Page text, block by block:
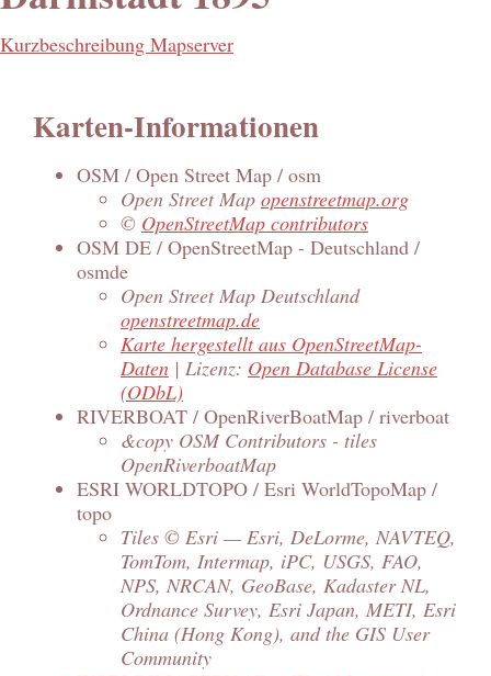
Kurzbeschreibung Mapserver
Karten-Informationen
OSM / Open Street Map / osm
Open Street Map openstreetmap.org
© OpenStreetMap contributors
OSM DE / OpenStreetMap - Deutschland /
osmde
Open Street Map Deutschland
openstreetmap.de
Karte hergestellt aus OpenStreetMap-
Daten | Lizenz: Open Database License
(ODbL)
RIVERBOAT / OpenRiverBoatMap / riverboat
&copy OSM Contributors - tiles
OpenRiverboatMap
ESRI WORLDTOPO / Esri WorldTopoMap /
topo
Tiles © Esri — Esri, DeLorme, NAVTEQ,
TomTom, Intermap, iPC, USGS, FAO,
NPS, NRCAN, GeoBase, Kadaster NL,
Ordnance Survey, Esri Japan, METI, Esri
China (Hong Kong), and the GIS User
Community